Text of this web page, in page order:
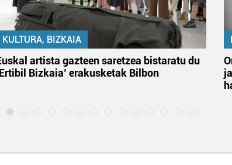
KULTURA, BIZKAIA
artista gazteen saretzea bistaratu du
Bizkaia’ erakusketak Bilbon